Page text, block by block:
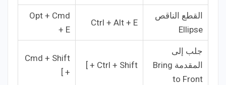
القطع الناقص
Ellipse
Ctrl + Alt + E
Opt + Cmd
+ E
جلب إلى
المقدمة Bring
to Front
Ctrl + Shift + ]
Cmd + Shift
+ ]